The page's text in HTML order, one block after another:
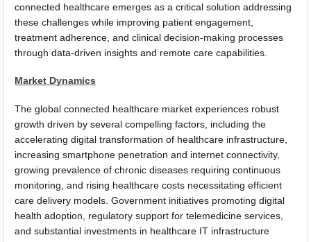
connected healthcare emerges as a critical solution addressing
these challenges while improving patient engagement,
treatment adherence, and clinical decision-making processes
through data-driven insights and remote care capabilities.
Market Dynamics
The global connected healthcare market experiences robust
growth driven by several compelling factors, including the
accelerating digital transformation of healthcare infrastructure,
increasing smartphone penetration and internet connectivity,
growing prevalence of chronic diseases requiring continuous
monitoring, and rising healthcare costs necessitating efficient
care delivery models. Government initiatives promoting digital
health adoption, regulatory support for telemedicine services,
and substantial investments in healthcare IT infrastructure